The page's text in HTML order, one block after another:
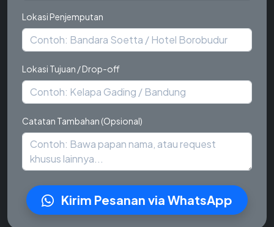
Lokasi Penjemputan
Lokasi Tujuan / Drop-off
Catatan Tambahan (Opsional)
Kirim Pesanan via WhatsApp